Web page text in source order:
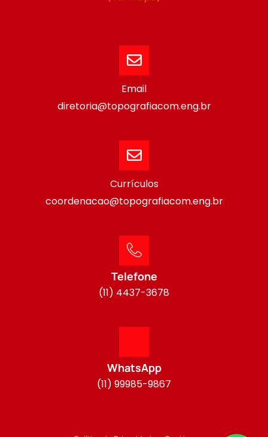
Email
diretoria@topografiacom.eng.br
Currículos
coordenacao@topografiacom.eng.br
Telefone
(11) 4437-3678
WhatsApp
(11) 99985-9867